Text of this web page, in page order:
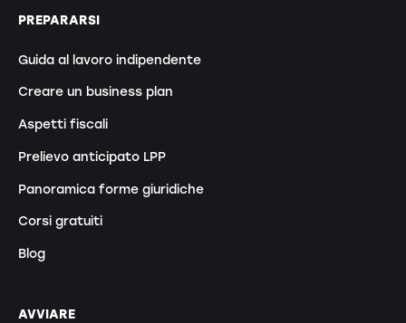
PREPARARSI
Guida al lavoro indipendente
Creare un business plan
Aspetti fiscali
Prelievo anticipato LPP
Panoramica forme giuridiche
Corsi gratuiti
Blog
AVVIARE